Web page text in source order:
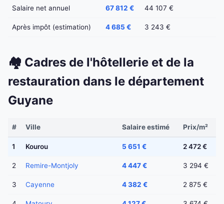
Salaire net annuel 67 812 € 44 107 €
Après impôt (estimation) 4 685 € 3 243 €
🏘️ Cadres de l'hôtellerie et de la
restauration dans le département
Guyane
# Ville Salaire estimé Prix/m²
1 Kourou 5 651 € 2 472 €
2 Remire-Montjoly 4 447 € 3 294 €
3 Cayenne 4 382 € 2 875 €